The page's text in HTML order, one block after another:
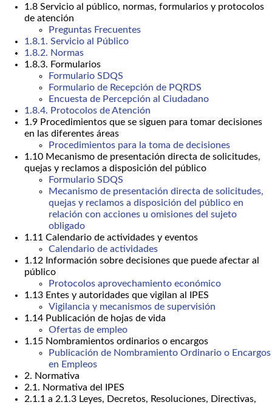
1.8 Servicio al público, normas, formularios y protocolos
de atención
Preguntas Frecuentes
1.8.1. Servicio al Público
1.8.2. Normas
1.8.3. Formularios
Formulario SDQS
Formulario de Recepción de PQRDS
Encuesta de Percepción al Ciudadano
1.8.4. Protocolos de Atención
1.9 Procedimientos que se siguen para tomar decisiones
en las diferentes áreas
Procedimientos para la toma de decisiones
1.10 Mecanismo de presentación directa de solicitudes,
quejas y reclamos a disposición del público
Formulario SDQS
Mecanismo de presentación directa de solicitudes,
quejas y reclamos a disposición del público en
relación con acciones u omisiones del sujeto
obligado
1.11 Calendario de actividades y eventos
Calendario de actividades
1.12 Información sobre decisiones que puede afectar al
público
Protocolos aprovechamiento económico
1.13 Entes y autoridades que vigilan al IPES
Vigilancia y mecanismos de supervisión
1.14 Publicación de hojas de vida
Ofertas de empleo
1.15 Nombramientos ordinarios o encargos
Publicación de Nombramiento Ordinario o Encargos
en Empleos
2. Normativa
2.1. Normativa del IPES
2.1.1 a 2.1.3 Leyes, Decretos, Resoluciones, Directivas,